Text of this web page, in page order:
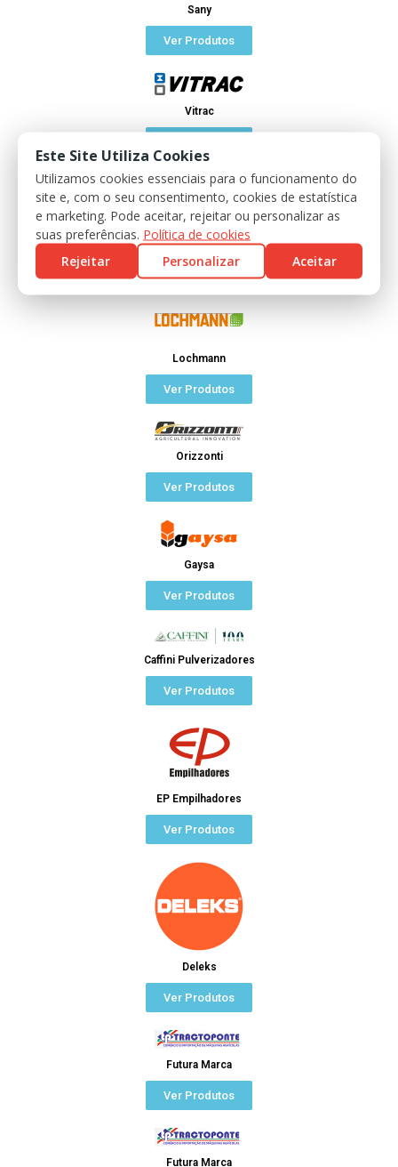
Sany
Ver Produtos
Vitrac
Mañez y Lozano
Ver Produtos
Lochmann
Ver Produtos
Orizzonti
Ver Produtos
Gaysa
Ver Produtos
Caffini Pulverizadores
Ver Produtos
EP Empilhadores
Ver Produtos
Deleks
Ver Produtos
Futura Marca
Ver Produtos
Futura Marca
Este Site Utiliza Cookies
Utilizamos cookies essenciais para o funcionamento do
site e, com o seu consentimento, cookies de estatística
e marketing. Pode aceitar, rejeitar ou personalizar as
suas preferências. Política de cookies
Rejeitar
Personalizar Aceitar